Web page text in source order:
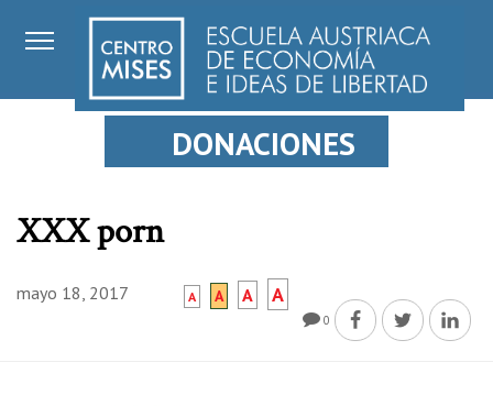
DONACIONES
XXX porn
mayo 18, 2017 A A A A
0